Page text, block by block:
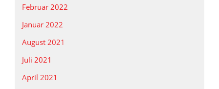
Februar 2022
Januar 2022
August 2021
Juli 2021
April 2021